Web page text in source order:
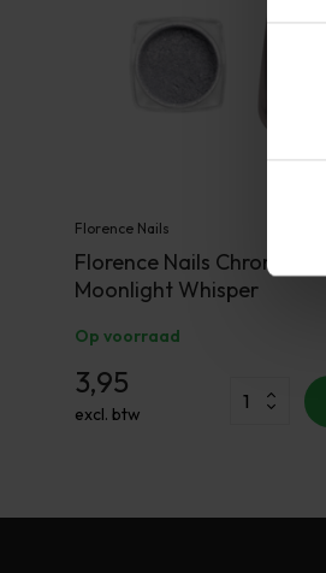
Florence Nails
Florence Nails Chrome
Moonlight Whisper
Op voorraad
3,95
excl. btw